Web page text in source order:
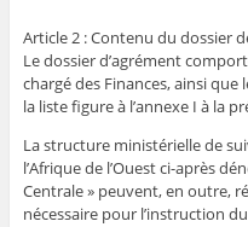
Article 2 : Contenu du dossier
Le dossier d’agrément
chargé des Finances, ainsi
la liste figure à l’annexe I à la
La structure ministérielle de
l’Afrique de l’Ouest ci-après
Centrale » peuvent, en outre,
nécessaire pour l’instruction